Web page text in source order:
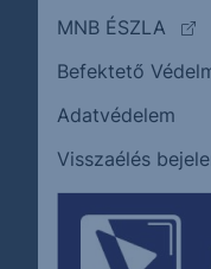
MNB ÉSZLA
Befektető
Adatvédelem
Visszaélés